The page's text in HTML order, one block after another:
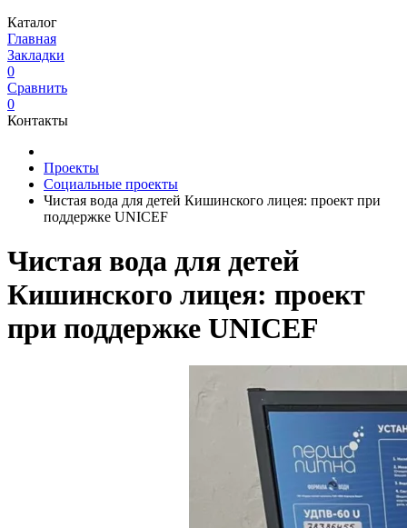
Каталог
Главная
Закладки
0
Сравнить
0
Контакты
Проекты
Социальные проекты
Чистая вода для детей Кишинского лицея: проект при
поддержке UNICEF
Чистая вода для детей
Кишинского лицея: проект
при поддержке UNICEF